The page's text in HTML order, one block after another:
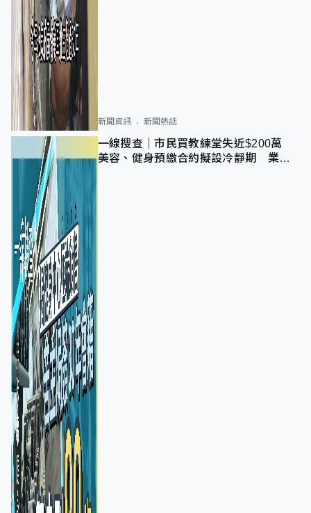
新聞資訊 新聞熱話
一線搜查｜市民買教練堂失近$200萬
美容、健身預繳合約擬設冷靜期 業界